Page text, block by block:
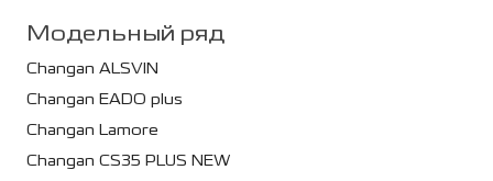
Модельный ряд
Changan ALSVIN
Changan EADO plus
Changan Lamore
Changan CS35 PLUS NEW